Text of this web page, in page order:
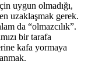
uygun olmadığı,
uzaklaşmak gerek.
da “olmazcılık”.
bir tarafa
kafa yormaya